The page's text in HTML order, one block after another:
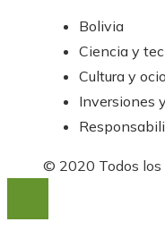
Bolivia
Ciencia y
Cultura y ocio
Inversiones
© 2020 Todos los